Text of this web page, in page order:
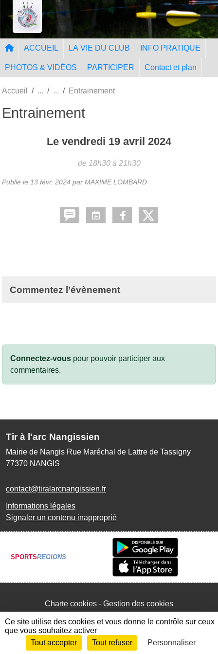
Tir à l'Arc Nangissien
ACCUEIL LA VIE DU CLUB INFO PRATIQUE
PHOTOS & VIDÉOS PARTICIPER Contact et plan
Accueil Entrainement
Entrainement
Le vendredi 19 avril 2024
de 18h30 à 21h30
Publié le 13 févr. 2024 par MAXIME LOMBARD
Commentez l’évènement
Connectez-vous pour pouvoir participer aux
commentaires.
Tir à l'arc Nangissien
Mairie de Nangis Rue Maréchal de Lattre de Tassigny
77370 NANGIS
contact@tiralarcnangissien.fr
Informations légales
Signaler un contenu inapproprié
SPORTSREGIONS
Charte cookies Gestion des cookies
Envie de participer ? Connexion
Panneau de gestion des cookies
Ce site utilise des cookies et vous donne le contrôle sur ceux
que vous souhaitez activer
Tout accepter
Tout refuser Personnaliser